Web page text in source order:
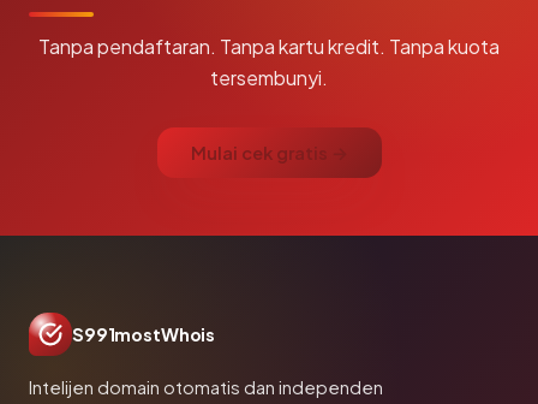
Tanpa pendaftaran. Tanpa kartu kredit. Tanpa kuota
tersembunyi.
Mulai cek gratis →
S991mostWhois
Intelijen domain otomatis dan independen